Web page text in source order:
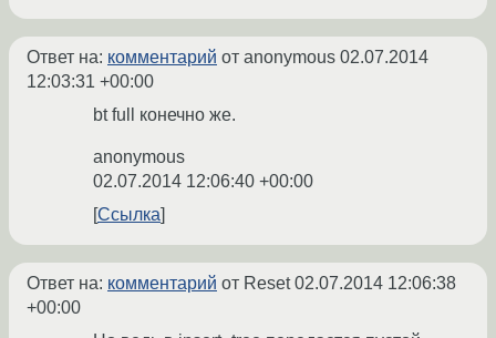
Ответ на: комментарий от anonymous 02.07.2014
12:03:31 +00:00
bt full конечно же.
anonymous
02.07.2014 12:06:40 +00:00
Ссылка
Ответ на: комментарий от Reset02.07.2014 12:06:38
+00:00